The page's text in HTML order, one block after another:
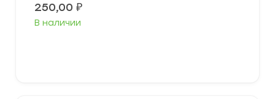
250,00 ₽
В наличии